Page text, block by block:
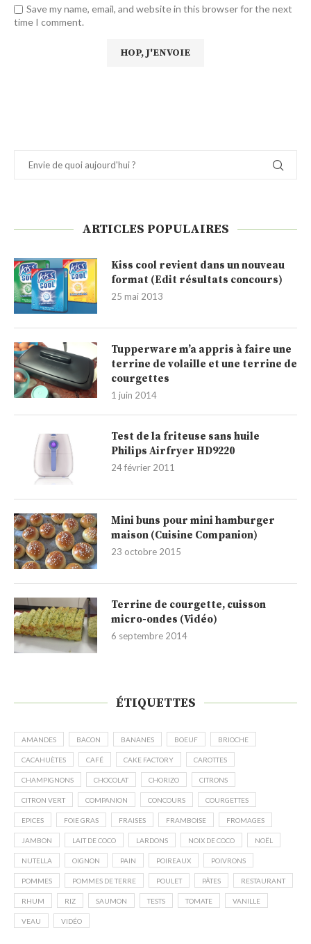
Save my name, email, and website in this browser for the next
time I comment.
ARTICLES POPULAIRES
Kiss cool revient dans un nouveau
format (Edit résultats concours)
25 mai 2013
Tupperware m’a appris à faire une
terrine de volaille et une terrine de
courgettes
1 juin 2014
Test de la friteuse sans huile
Philips Airfryer HD9220
24 février 2011
Mini buns pour mini hamburger
maison (Cuisine Companion)
23 octobre 2015
Terrine de courgette, cuisson
micro-ondes (Vidéo)
6 septembre 2014
ÉTIQUETTES
AMANDES BACON BANANES BOEUF BRIOCHE
CACAHUÈTES CAFÉ CAKE FACTORY CAROTTES
CHAMPIGNONS CHOCOLAT CHORIZO CITRONS
CITRON VERT COMPANION CONCOURS COURGETTES
EPICES FOIE GRAS FRAISES FRAMBOISE FROMAGES
JAMBON LAIT DE COCO LARDONS NOIX DE COCO NOËL
NUTELLA OIGNON PAIN POIREAUX POIVRONS
POMMES POMMES DE TERRE POULET PÂTES RESTAURANT
RHUM RIZ SAUMON TESTS TOMATE VANILLE
VEAU VIDÉO